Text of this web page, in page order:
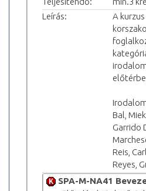
Leírás:
A
Bal,
Garrido
Reis,
Reyes,
SPA-M-NA41